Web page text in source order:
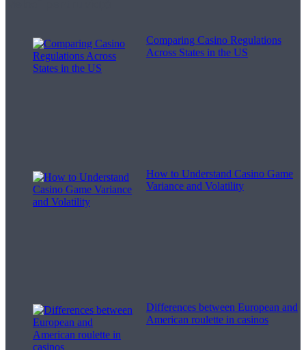
Comparing Casino Regulations
Across States in the US
How to Understand Casino Game
Variance and Volatility
Differences between European and
American roulette in casinos